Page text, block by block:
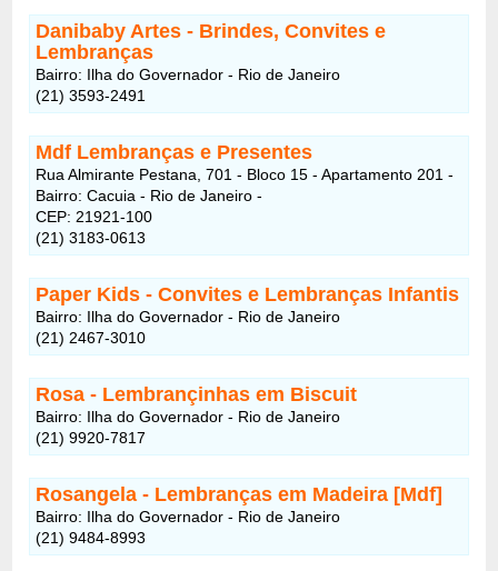
Danibaby Artes - Brindes, Convites e
Lembranças
Bairro: Ilha do Governador - Rio de Janeiro
(21) 3593-2491
Mdf Lembranças e Presentes
Rua Almirante Pestana, 701 - Bloco 15 - Apartamento 201 -
Bairro: Cacuia - Rio de Janeiro -
CEP: 21921-100
(21) 3183-0613
Paper Kids - Convites e Lembranças Infantis
Bairro: Ilha do Governador - Rio de Janeiro
(21) 2467-3010
Rosa - Lembrançinhas em Biscuit
Bairro: Ilha do Governador - Rio de Janeiro
(21) 9920-7817
Rosangela - Lembranças em Madeira [Mdf]
Bairro: Ilha do Governador - Rio de Janeiro
(21) 9484-8993